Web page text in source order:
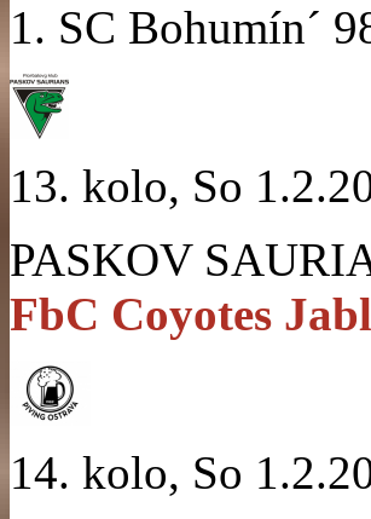
1. SC Bohumín´
13. kolo, So
PASKOV
FbC Coyotes
14. kolo, So